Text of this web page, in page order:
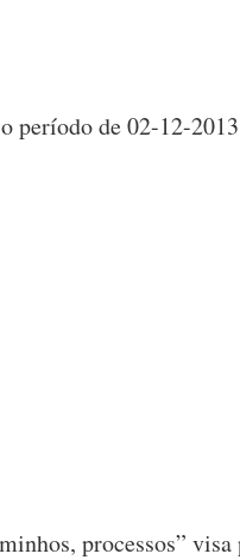
de 02-12-
processos” visa